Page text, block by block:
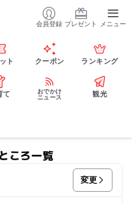
会員登録 プレゼント メニュー
ト クーポン ランキング
て
おでかけ
ニュース
観光
ころ一覧
変更